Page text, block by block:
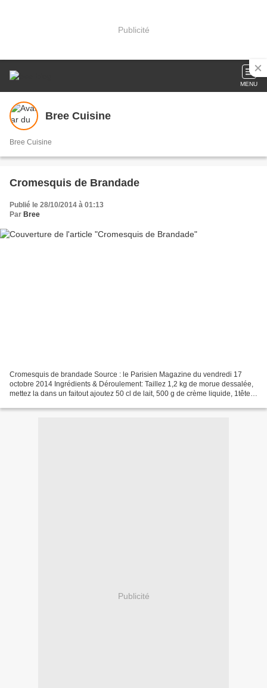
Publicité
MENU
Bree Cuisine
Bree Cuisine
Cromesquis de Brandade
Publié le 28/10/2014 à 01:13
Par Bree
Cromesquis de brandade Source : le Parisien Magazine du vendredi 17
octobre 2014 Ingrédients & Déroulement: Taillez 1,2 kg de morue dessalée,
mettez la dans un faitout ajoutez 50 cl de lait, 500 g de crème liquide, 1tête
Publicité